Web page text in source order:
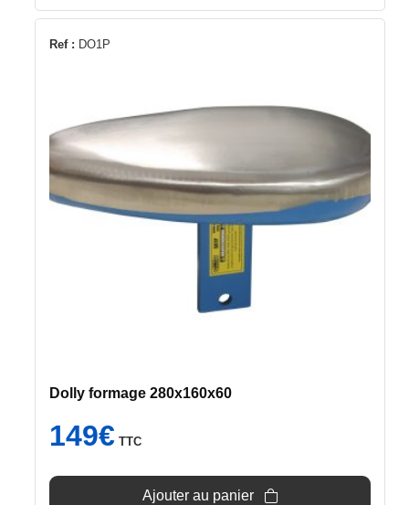
Ref : DO1P
Dolly formage 280x160x60
149€ TTC
Ajouter au panier